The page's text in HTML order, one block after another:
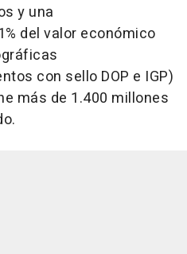
y una
del valor económico
con sello DOP e IGP)
más de 1.400 millones